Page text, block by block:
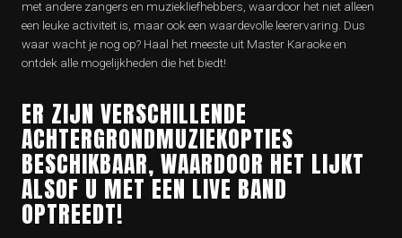
met andere zangers en muziekliefhebbers, waardoor het niet alleen
een leuke activiteit is, maar ook een waardevolle leerervaring. Dus
waar wacht je nog op? Haal het meeste uit Master Karaoke en
ontdek alle mogelijkheden die het biedt!
ER ZIJN VERSCHILLENDE
ACHTERGRONDMUZIEKOPTIES
BESCHIKBAAR, WAARDOOR HET LIJKT
ALSOF U MET EEN LIVE BAND
OPTREEDT!